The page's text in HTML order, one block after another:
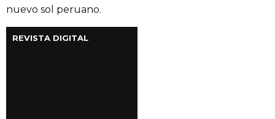
nuevo sol peruano.
REVISTA DIGITAL